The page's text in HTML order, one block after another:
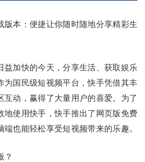
版本：便捷让你随时随地分享精彩生
益加快的今天，分享生活、获取娱乐
为国民级短视频平台，快手凭借其丰
互动，赢得了大量用户的喜爱。为了
地使用快手，快手推出了网页版免费
也能轻松享受短视频带来的乐趣。
？